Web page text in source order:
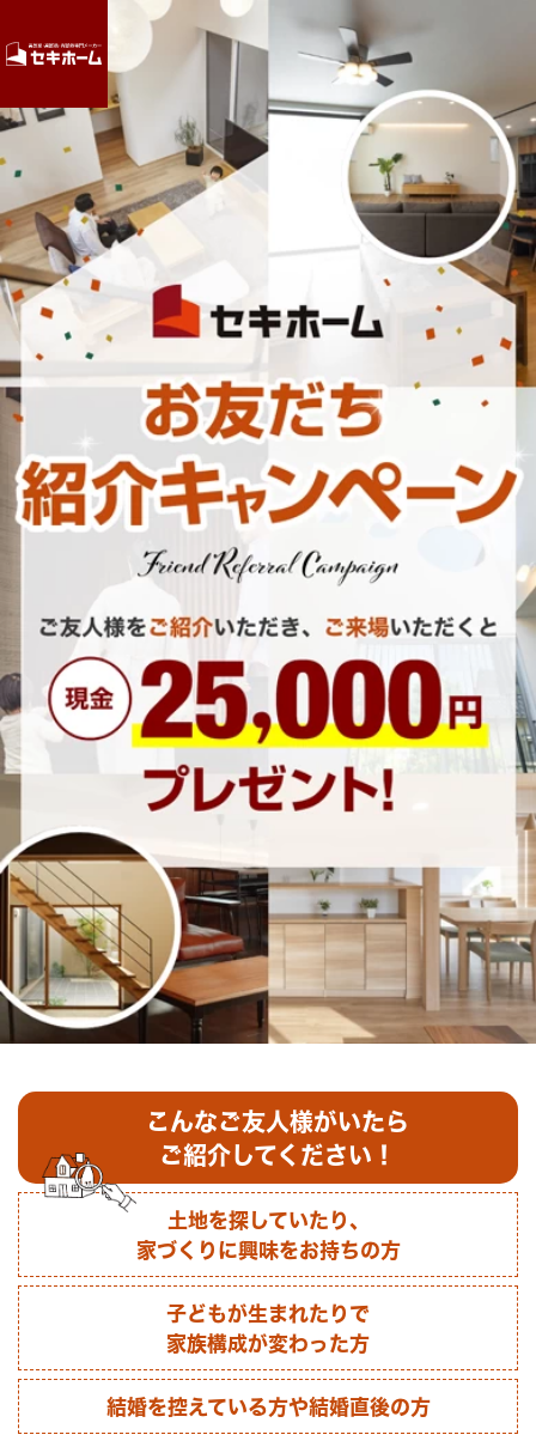
こんなご友人様がいたら
ご紹介してください！
土地を探していたり、
家づくりに興味をお持ちの方
子どもが生まれたりで
家族構成が変わった方
結婚を控えている方や結婚直後の方